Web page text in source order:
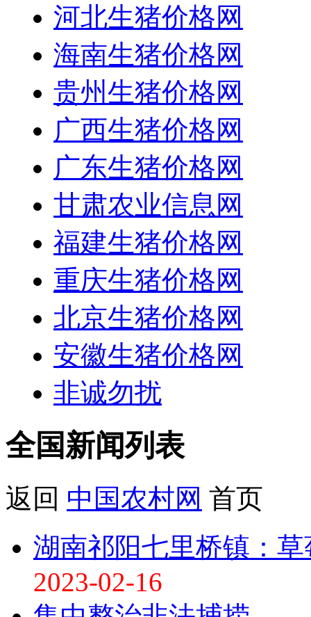
河北生猪价格网
海南生猪价格网
贵州生猪价格网
广西生猪价格网
广东生猪价格网
甘肃农业信息网
福建生猪价格网
重庆生猪价格网
北京生猪价格网
安徽生猪价格网
非诚勿扰
全国新闻列表
返回 中国农村网 首页
湖南祁阳七里桥镇：
2023-02-16